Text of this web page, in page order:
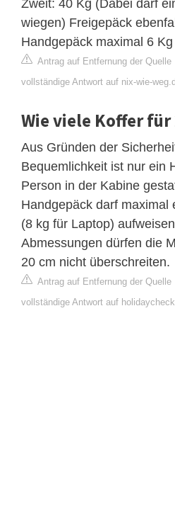
Zweit: 40 Kg (Dabei darf
wiegen) Freigepäck
Handgepäck maximal 6
Antrag auf Entfernung der Quelle
vollständige Antwort auf nix-wie-
Wie viele Koffer für
Aus Gründen der
Bequemlichkeit ist nur ein
Person in der Kabine
Handgepäck darf maximal
(8 kg für Laptop)
Abmessungen dürfen die
20 cm nicht überschreiten.
Antrag auf Entfernung der Quelle
vollständige Antwort auf